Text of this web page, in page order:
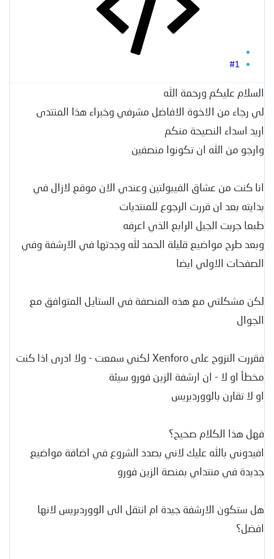
#1
السلام عليكم ورحمة الله
لي رجاء من الاخوة الافاضل مشرفي وخبراء هذا المنتدى
اريد اسداء النصيحة منكم
وارجو من الله ان تكونوا منصفين
انا كنت من عشاق الفيبولتين وعندي الان موقع لازال في
بدايته بعد ان قررت الرجوع للمنتديات
طبعا جربت الجيل الرابع الذي اعرفه
وبعد طرح مواضيع قليلة الحمد لله وجدتها في الارشفة وفي
الصفحات الاولي ايضا
لكن مشكلتي مع هذه المنصفة في الستايل المتوافق مع
الجوال
فقررت النزوح على Xenforo لكني سمعت - ولا ادرى اذا كنت
مخطأ او لا - ان ارشفة الزين فورو سيئة
او لا تقارن بالووردبريس
فهل هذا الكلام صحيح؟
افيدوني بالله عليك لاني بصدد الشروع في اضافة مواضيع
جديدة في منتداي بمنصة الزين فورو
هل ستكون الارشفة جيدة ام انتقل الى الووردبريس لانها
افضل؟